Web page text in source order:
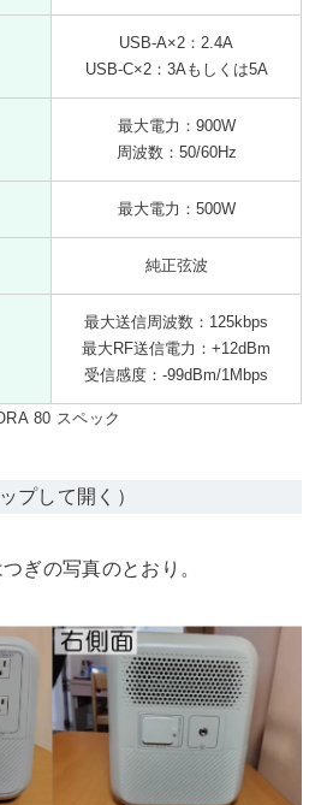
USB-A×2：2.4A
USB-C×2：3Aもしくは5A
最大電力：900W
周波数：50/60Hz
最大電力：500W
純正弦波
最大送信周波数：125kbps
最大RF送信電力：+12dBm
受信感度：-99dBm/1Mbps
80 スペック
プして開く）
ぎの写真のとおり。